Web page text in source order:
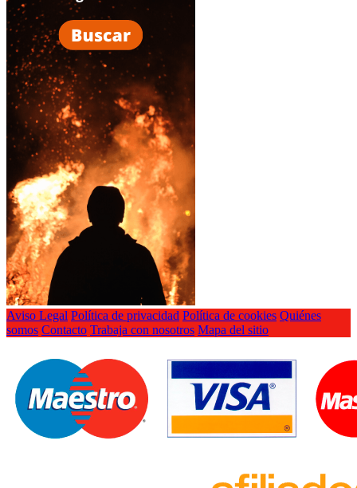
Aviso Legal Política de privacidad Política de cookies Quiénes
somos Contacto Trabaja con nosotros Mapa del sitio